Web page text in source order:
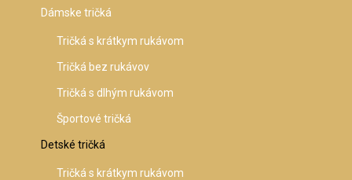
Dámske tričká
Tričká s krátkym rukávom
Tričká bez rukávov
Tričká s dlhým rukávom
Športové tričká
Detské tričká
Tričká s krátkym rukávom